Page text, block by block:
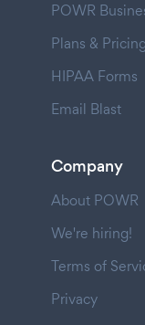
POWR
Plans & Pricing
HIPAA Forms
Email Blast
Company
About POWR
We're hiring!
Terms of
Privacy